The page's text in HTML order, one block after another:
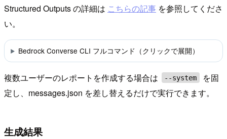
Structured Outputs の詳細は こちらの記事 を参照してくださ
い。
Bedrock Converse CLI フルコマンド（クリックで展開）
複数ユーザーのレポートを作成する場合は --system
を固
定し、messages.json を差し替えるだけで実行できます。
生成結果